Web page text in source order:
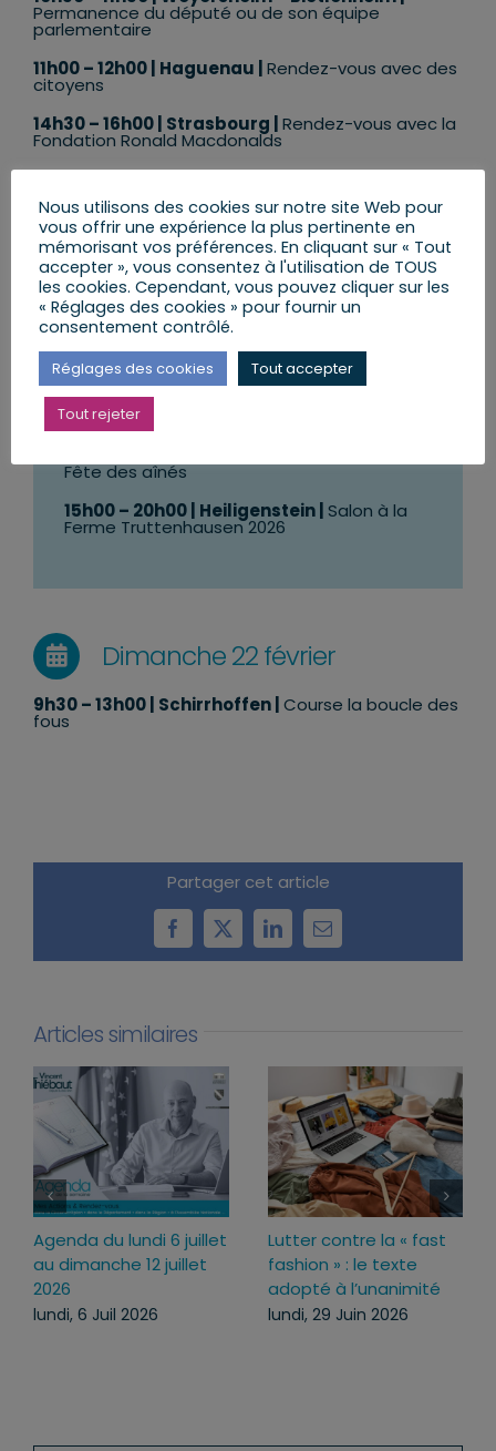
Permanence du député ou de son équipe
parlementaire
11h00 – 12h00 | Haguenau Rendez-vous avec des
citoyens
14h30 – 16h00 | Strasbourg | Rendez-vous avec la
Fondation Ronald Macdonalds
Assemblée nationale en séance :
Suite de l’examen en deuxième
lecture des PPL soins palliatifs et fin
de vie
Samedi 21 février
Fête des aînés
15h00 – 20h00 | Heiligenstein | Salon à la
Ferme Truttenhausen 2026
Dimanche 22 février
9h30 – 13h00 | Schirrhoffen | Course la boucle des
fous
Partager cet article
Facebook
X LinkedInEmail
Articles similaires
6 juillet
juillet
Lutter contre la « fast
fashion » : le texte
adopté à l’unanimité
lundi, 29 Juin 2026
Loi d’urgence
pourquoi j’ai
ce texte
mercredi, 22 Juil
Nous utilisons des cookies sur notre site Web pour
vous offrir une expérience la plus pertinente en
mémorisant vos préférences. En cliquant sur « Tout
accepter », vous consentez à l'utilisation de TOUS
les cookies. Cependant, vous pouvez cliquer sur les
« Réglages des cookies » pour fournir un
consentement contrôlé.
Réglages des cookies Tout accepter
Tout rejeter